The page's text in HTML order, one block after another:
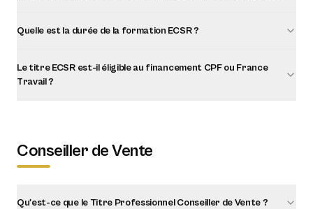
Quelle est la durée de la formation ECSR ?
Le titre ECSR est-il éligible au financement CPF ou France
Travail ?
Conseiller de Vente
Qu'est-ce que le Titre Professionnel Conseiller de Vente ?